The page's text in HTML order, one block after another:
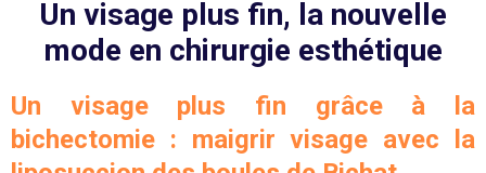
Un visage plus fin, la nouvelle
mode en chirurgie esthétique
Un visage plus fin grâce à la
bichectomie : maigrir visage avec la